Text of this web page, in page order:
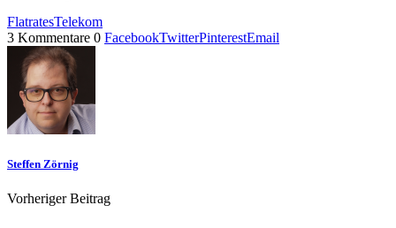
FlatratesTelekom
3 Kommentare 0 FacebookTwitterPinterestEmail
Steffen Zörnig
Vorheriger Beitrag